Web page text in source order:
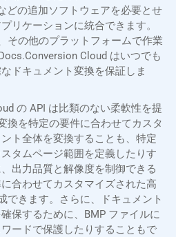
どの追加ソフトウェアを必要とせ
リケーションに統合できます。
その他のプラットフォームで作業
Cloud はいつでも
ドキュメント変換を保証しま
の API は比類のない柔軟性を提
換を特定の要件に合わせてカスタ
ト全体を変換することも、特定
タムページ範囲を定義したりす
出力品質と解像度を制御できる
合わせてカスタマイズされた高
できます。さらに、ドキュメント
保するために、BMP ファイルに
ードで保護したりすることもで